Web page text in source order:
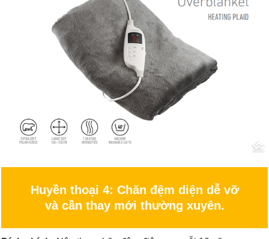
Huyền thoại 4: Chăn đệm diện dễ vỡ
và cần thay mới thường xuyên.